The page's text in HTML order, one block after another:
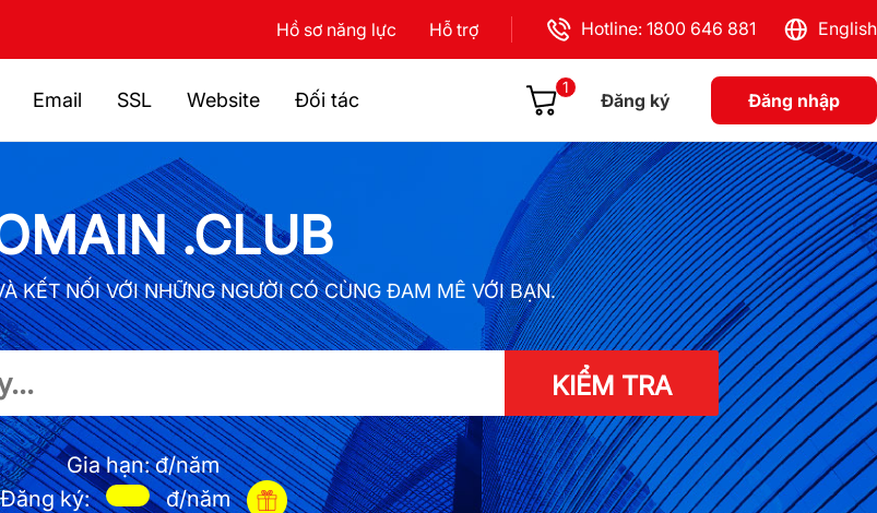
Hồ sơ năng lực Hỗ trợ Hotline: 1800 646 881 English
Email SSL Website Đối tác
1
Đăng ký Đăng nhập
.CLUB
KẾT NỐI VỚI NHỮNG NGƯỜI CÓ CÙNG ĐAM MÊ VỚI BẠN.
KIỂM TRA
Gia hạn:đ/năm
Đăng ký:
đ/năm